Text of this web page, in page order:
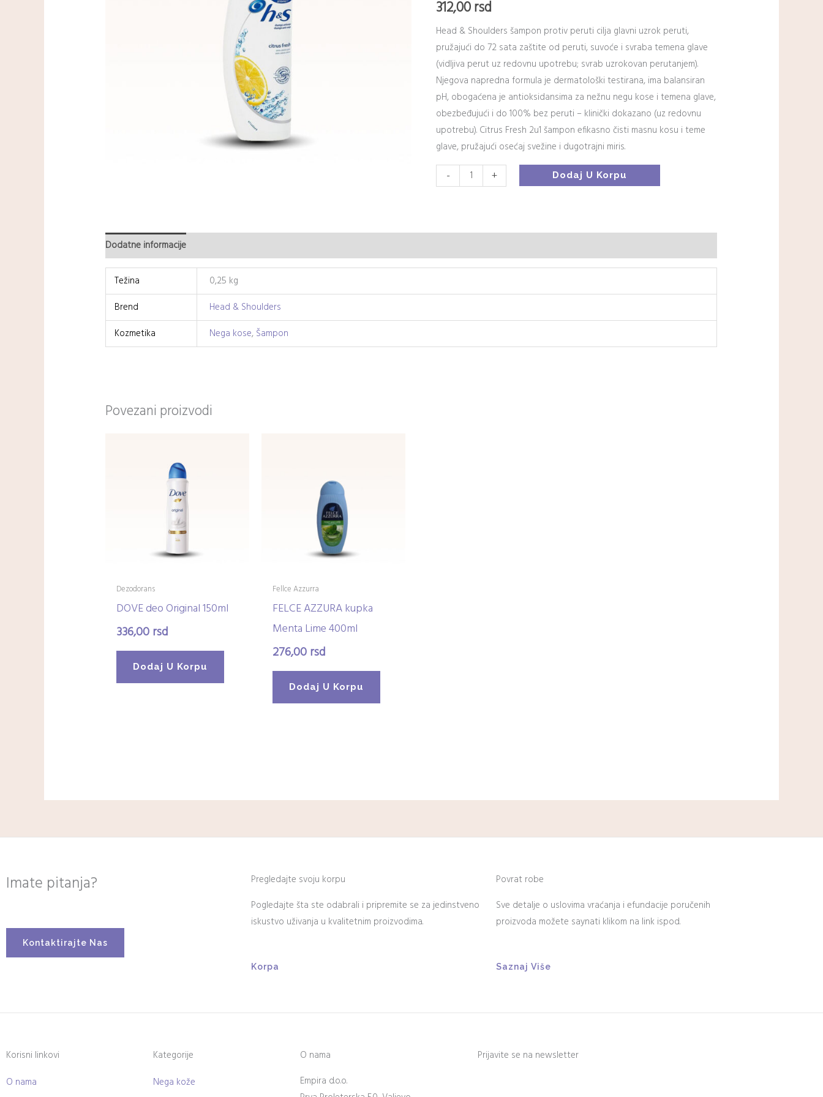
312,00rsd
Head & Shoulders šampon protiv peruti cilja glavni uzrok peruti,
pružajući do 72 sata zaštite od peruti, suvoće i svraba temena glave
(vidljiva perut uz redovnu upotrebu; svrab uzrokovan perutanjem).
Njegova napredna formula je dermatološki testirana, ima balansiran
pH, obogaćena je antioksidansima za nežnu negu kose i temena glave,
obezbeđujući i do 100% bez peruti – klinički dokazano (uz redovnu
upotrebu). Citrus Fresh 2u1 šampon efikasno čisti masnu kosu i teme
glave, pružajući osećaj svežine i dugotrajni miris.
- + Dodaj U Korpu
Dodatne informacije
Težina
0,25 kg
Brend
Head & Shoulders
Kozmetika
Nega kose, Šampon
Povezani proizvodi
Dezodorans
DOVE deo Original 150ml
336,00rsd
Dodaj U Korpu
Fellce Azzurra
FELCE AZZURA kupka
Menta Lime 400ml
276,00rsd
Dodaj U Korpu
Imate pitanja?
Kontaktirajte Nas
Pregledajte svoju korpu
Pogledajte šta ste odabrali i pripremite se za jedinstveno
iskustvo uživanja u kvalitetnim proizvodima.
Korpa
Povrat robe
Sve detalje o uslovima vraćanja i efundacije poručenih
proizvoda možete saynati klikom na link ispod.
Saznaj Više
Korisni linkovi
O nama
Kategorije
Nega kože
O nama
Empira d.o.o.
Prijavite se na newsletter